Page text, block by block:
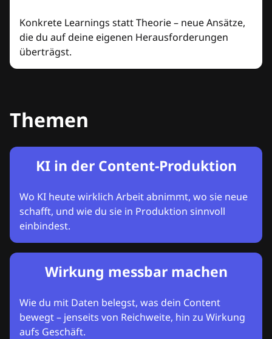
Konkrete Learnings statt Theorie – neue Ansätze,
die du auf deine eigenen Herausforderungen
überträgst.
Themen
KI in der Content-Produktion
Wo KI heute wirklich Arbeit abnimmt, wo sie neue
schafft, und wie du sie in Produktion sinnvoll
einbindest.
Wirkung messbar machen
Wie du mit Daten belegst, was dein Content
bewegt – jenseits von Reichweite, hin zu Wirkung
aufs Geschäft.